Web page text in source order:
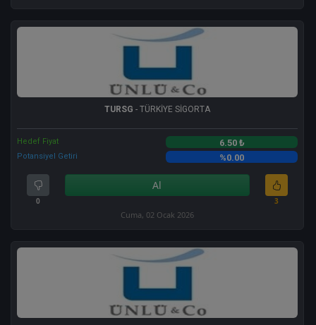
TURSG - TÜRKİYE SİGORTA
Hedef Fiyat 6.50 ₺
Potansiyel Getiri %0.00
0
Al
3
Cuma, 02 Ocak 2026